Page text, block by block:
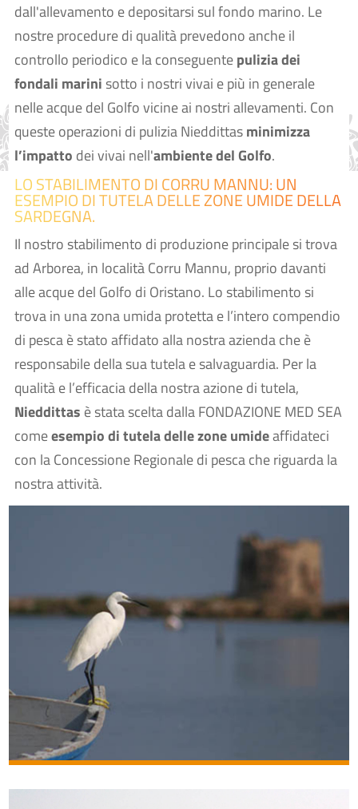
dall'allevamento e depositarsi sul fondo marino. Le
nostre procedure di qualità prevedono anche il
controllo periodico e la conseguentepulizia dei
fondali marini sotto i nostri vivai e più in generale
nelle acque del Golfo vicine ai nostri allevamenti. Con
queste operazioni di pulizia Nieddittasminimizza
l’impatto dei vivai nell'ambiente del Golfo.
LO STABILIMENTO DI CORRU MANNU: UN
ESEMPIO DI TUTELA DELLE ZONE UMIDE DELLA
SARDEGNA.
Il nostro stabilimento di produzione principale si trova
ad Arborea, in località Corru Mannu, proprio davanti
alle acque del Golfo di Oristano. Lo stabilimento si
trova in una zona umida protetta e l’intero compendio
di pesca è stato affidato alla nostra azienda che è
responsabile della sua tutela e salvaguardia. Per la
qualità e l’efficacia della nostra azione di tutela,
Nieddittas è stata scelta dalla FONDAZIONE MED SEA
comeesempio di tutela delle zone umideaffidateci
con la Concessione Regionale di pesca che riguarda la
nostra attività.